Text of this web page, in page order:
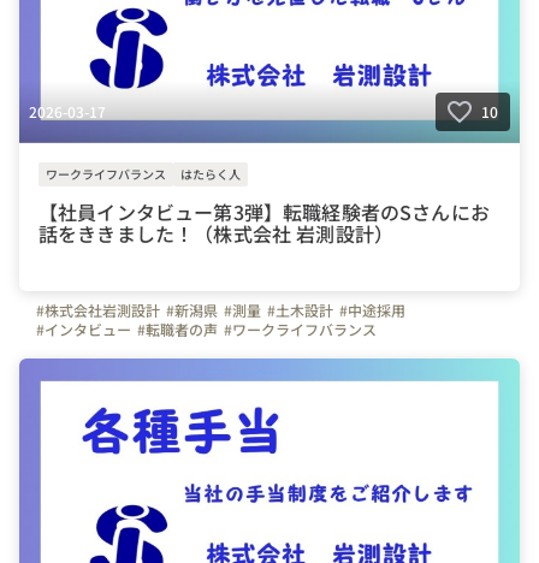
2026-03-17 10
ワークライフバランス はたらく人
【社員インタビュー第3弾】転職経験者のSさんにお
話をききました！（株式会社 岩測設計）
#株式会社岩測設計 #新潟県 #測量 #土木設計 #中途採用
#インタビュー #転職者の声 #ワークライフバランス